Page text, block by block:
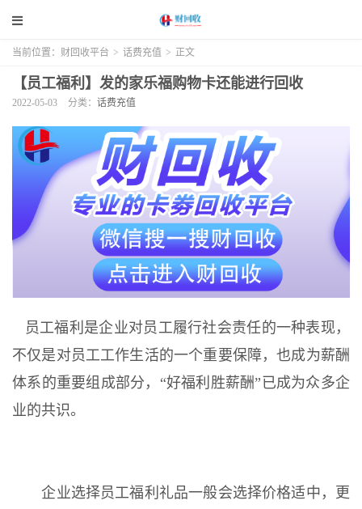
当前位置： 财回收平台 > 话费充值 > 正文
【员工福利】发的家乐福购物卡还能进行回收
2022-05-03 分类： 话费充值
员工福利是企业对员工履行社会责任的一种表现，
不仅是对员工工作生活的一个重要保障，也成为薪酬
体系的重要组成部分，“好福利胜薪酬”已成为众多企
业的共识。
企业选择员工福利礼品一般会选择价格适中，更